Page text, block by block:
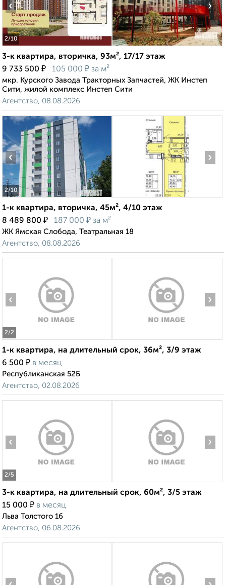
2/10
‹ ›
3-к квартира, вторичка, 93м², 17/17 этаж
9 733 500 ₽ 105 000 ₽ за м²
мкр. Курского Завода Тракторных Запчастей, ЖК Инстеп
Сити, жилой комплекс Инстеп Сити
Агентство, 08.08.2026
2/10
‹ ›
1-к квартира, вторичка, 45м², 4/10 этаж
8 489 800 ₽ 187 000 ₽ за м²
ЖК Ямская Слобода, Театральная 18
Агентство, 08.08.2026
2/2
‹ ›
1-к квартира, на длительный срок, 36м², 3/9 этаж
6 500 ₽ в месяц
Республиканская 52Б
Агентство, 02.08.2026
2/5
‹ ›
3-к квартира, на длительный срок, 60м², 3/5 этаж
15 000 ₽ в месяц
Льва Толстого 16
Агентство, 06.08.2026